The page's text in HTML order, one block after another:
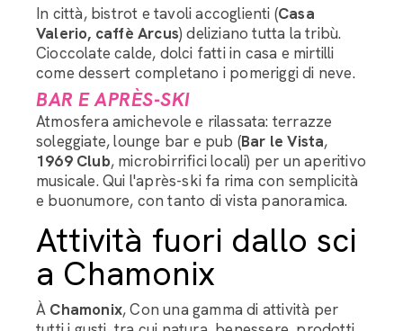
In città, bistrot e tavoli accoglienti (Casa
Valerio, caffè Arcus) deliziano tutta la tribù.
Cioccolate calde, dolci fatti in casa e mirtilli
come dessert completano i pomeriggi di neve.
BAR E APRÈS-SKI
Atmosfera amichevole e rilassata: terrazze
soleggiate, lounge bar e pub (Bar le Vista,
1969 Club, microbirrifici locali) per un aperitivo
musicale. Qui l'après-ski fa rima con semplicità
e buonumore, con tanto di vista panoramica.
Attività fuori dallo sci
a Chamonix
À Chamonix, Con una gamma di attività per